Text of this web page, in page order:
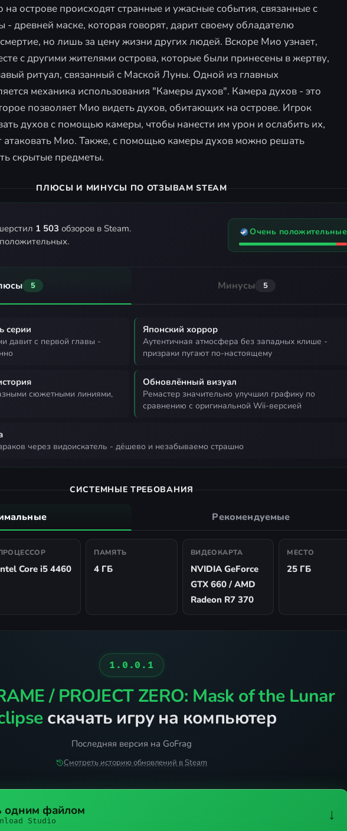
на острове происходят странные и ужасные события, связанные с
древней маске, которая говорят, дарит своему обладателю
но лишь за цену жизни других людей. Вскоре Мио узнает,
с другими жителями острова, которые были принесены в жертву,
ритуал, связанный с Маской Луны. Одной из главных
механика использования "Камеры духов". Камера духов - это
позволяет Мио видеть духов, обитающих на острове. Игрок
духов с помощью камеры, чтобы нанести им урон и ослабить их,
атаковать Мио. Также, с помощью камеры духов можно решать
скрытые предметы.
ПЛЮСЫ И МИНУСЫ ПО ОТЗЫВАМ STEAM
1 503 обзоров в Steam.
положительных.
Очень положительные
5 Минусы 5
серии Японский хоррор
аутентичная атмосфера без западных клише -
призраки пугают по-настоящему
Обновлённый визуал
ремастер значительно улучшил графику по
сравнению с оригинальной Wii-версией
через видоискатель - дёшево и незабываемо страшно
СИСТЕМНЫЕ ТРЕБОВАНИЯ
Рекомендуемые
Core i5 4460
ПАМЯТЬ
4 ГБ
ВИДЕОКАРТА
NVIDIA GeForce
GTX 660 / AMD
Radeon R7 370
МЕСТО
25 ГБ
1.0.0.1
/ PROJECT ZERO: Mask of the Lunar
скачать игру на компьютер
Последняя версия на GoFrag
Смотреть историю обновлений в Steam
одним файлом
Studio ↓